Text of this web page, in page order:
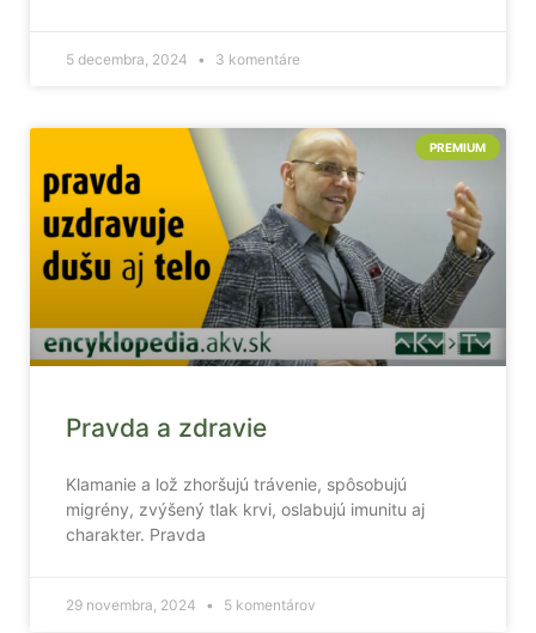
5 decembra, 2024 3 komentáre
PREMIUM
Pravda a zdravie
Klamanie a lož zhoršujú trávenie, spôsobujú
migrény, zvýšený tlak krvi, oslabujú imunitu aj
charakter. Pravda
29 novembra, 2024 5 komentárov